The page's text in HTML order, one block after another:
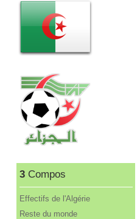
3Compos
Effectifs de l'Algérie
Reste du monde